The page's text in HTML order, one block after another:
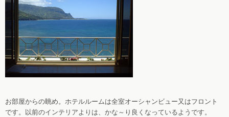
お部屋からの眺め。ホテルルームは全室オーシャンビュー又はフロント
です。以前のインテリアよりは、かな～り良くなっているようです。